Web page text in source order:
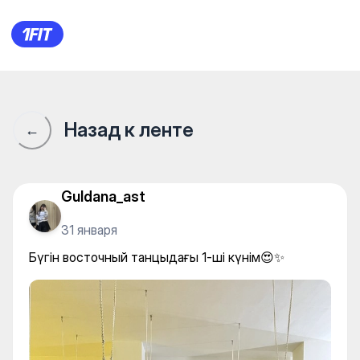
Бүгін восточный танцыдағы
← Назад к ленте
Guldana_ast
31 января
Бүгін восточный танцыдағы 1-ші күнім😍✨